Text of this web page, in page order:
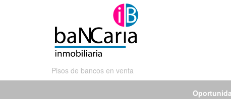
Pisos de bancos en venta